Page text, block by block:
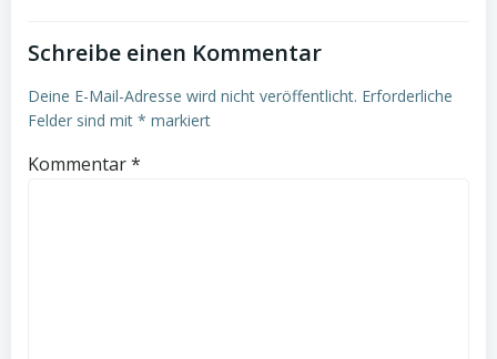
Schreibe einen Kommentar
Deine E-Mail-Adresse wird nicht veröffentlicht. Erforderliche
Felder sind mit * markiert
Kommentar*